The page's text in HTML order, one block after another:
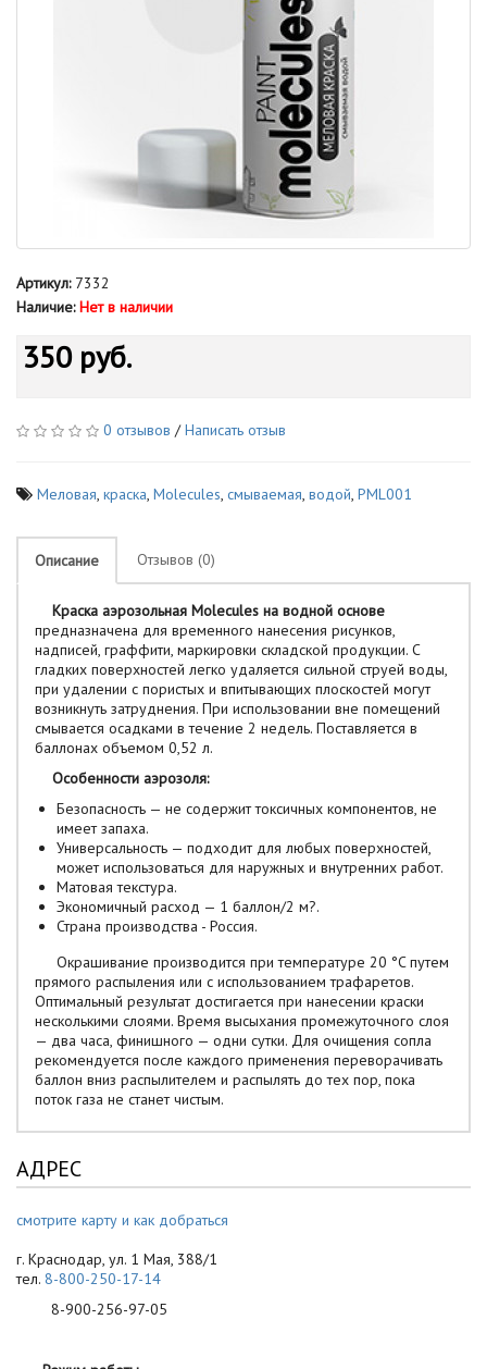
Артикул:7332
Наличие: Нет в наличии
350 руб.
0 отзывов /Написать отзыв
Меловая, краска, Molecules, смываемая, водой, PML001
Описание Отзывов (0)
Краска аэрозольная Molecules на водной основе
предназначена для временного нанесения рисунков,
надписей, граффити, маркировки складской продукции. С
гладких поверхностей легко удаляется сильной струей воды,
при удалении с пористых и впитывающих плоскостей могут
возникнуть затруднения. При использовании вне помещений
смывается осадками в течение 2 недель. Поставляется в
баллонах объемом 0,52 л.
Особенности аэрозоля:
Безопасность — не содержит токсичных компонентов, не
имеет запаха.
Универсальность — подходит для любых поверхностей,
может использоваться для наружных и внутренних работ.
Матовая текстура.
Экономичный расход — 1 баллон/2 м?.
Страна производства - Россия.
Окрашивание производится при температуре 20 °C путем
прямого распыления или с использованием трафаретов.
Оптимальный результат достигается при нанесении краски
несколькими слоями. Время высыхания промежуточного слоя
— два часа, финишного — одни сутки. Для очищения сопла
рекомендуется после каждого применения переворачивать
баллон вниз распылителем и распылять до тех пор, пока
поток газа не станет чистым.
АДРЕС
смотрите карту и как добраться
г. Краснодар, ул. 1 Мая, 388/1
тел. 8-800-250-17-14
8-900-256-97-05